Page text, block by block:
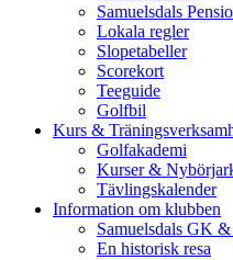
Samuelsdals
Lokala regler
Slopetabeller
Scorekort
Teeguide
Golfbil
Kurs &
Golfakademi
Kurser &
Tävlingskalender
Information om klubben
Samuelsdals GK
En historisk resa